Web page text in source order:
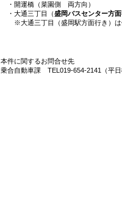
・開運橋（菜園側 両方向）
・大通三丁目（盛岡バスセンター方
※大通三丁目（盛岡駅方面行き）は
本件に関するお問合せ先
乗合自動車課 TEL019-654-2141（平日